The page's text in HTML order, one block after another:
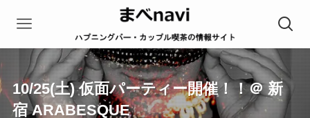
10/25(土) 仮面パーティー開催！！＠ 新
宿 ARABESQUE